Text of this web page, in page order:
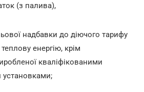
(з палива),
надбавки до діючого тарифу
енергію, крім
кваліфікованими
установками;